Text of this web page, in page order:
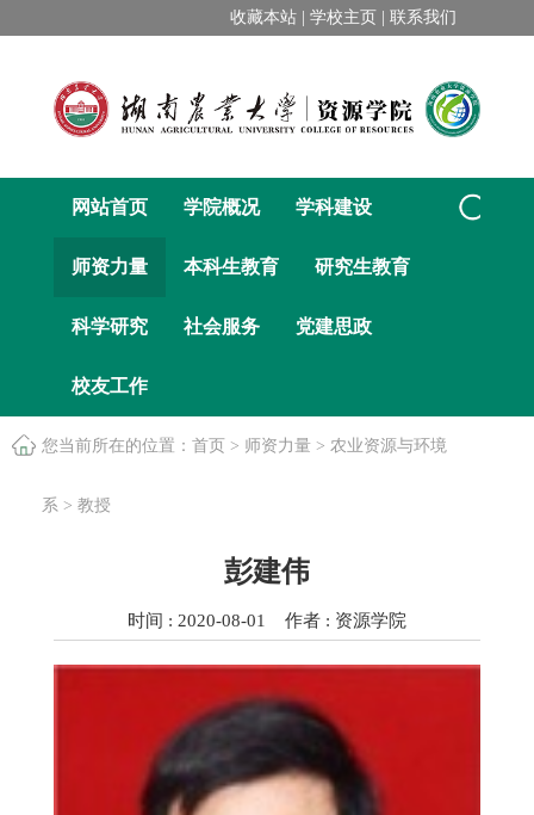
收藏本站 |学校主页 | 联系我们
网站首页 学院概况 学科建设
师资力量 本科生教育 研究生教育
科学研究 社会服务 党建思政
校友工作
您当前所在的位置： 首页 > 师资力量> 农业资源与环境
系 > 教授
彭建伟
时间 : 2020-08-01 作者 : 资源学院